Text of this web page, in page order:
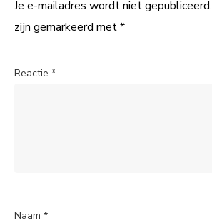
Je e-mailadres wordt niet gepubliceerd.
zijn gemarkeerd met*
Reactie *
Naam *